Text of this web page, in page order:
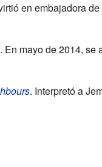
en embajadora
. En mayo de 2014, se
. Interpretó a